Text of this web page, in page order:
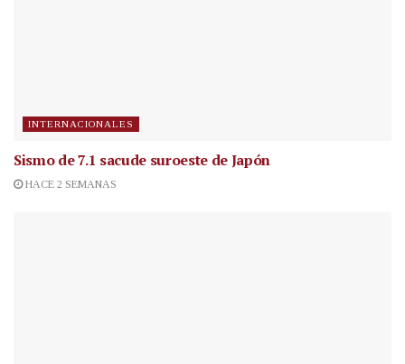
INTERNACIONALES
Sismo de 7.1 sacude suroeste de Japón
HACE 2 SEMANAS